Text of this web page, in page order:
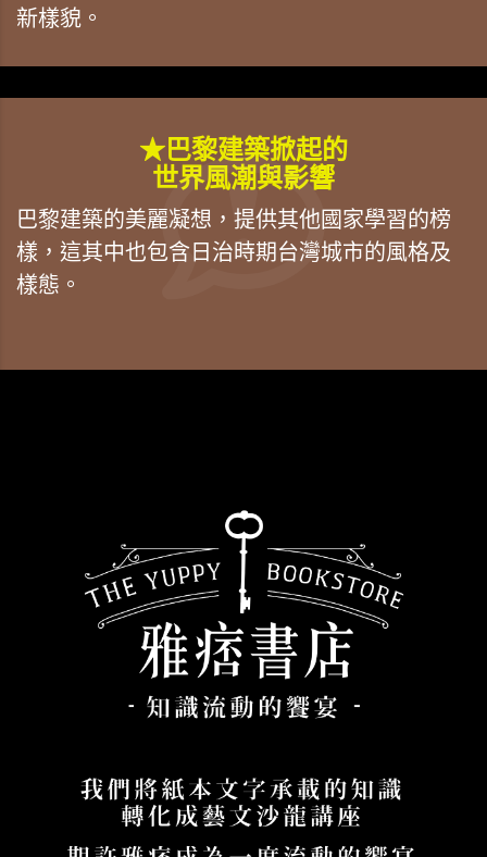
新樣貌。
★巴黎建築掀起的
世界風潮與影響
巴黎建築的美麗凝想，提供其他國家學習的榜
樣，這其中也包含日治時期台灣城市的風格及
樣態。